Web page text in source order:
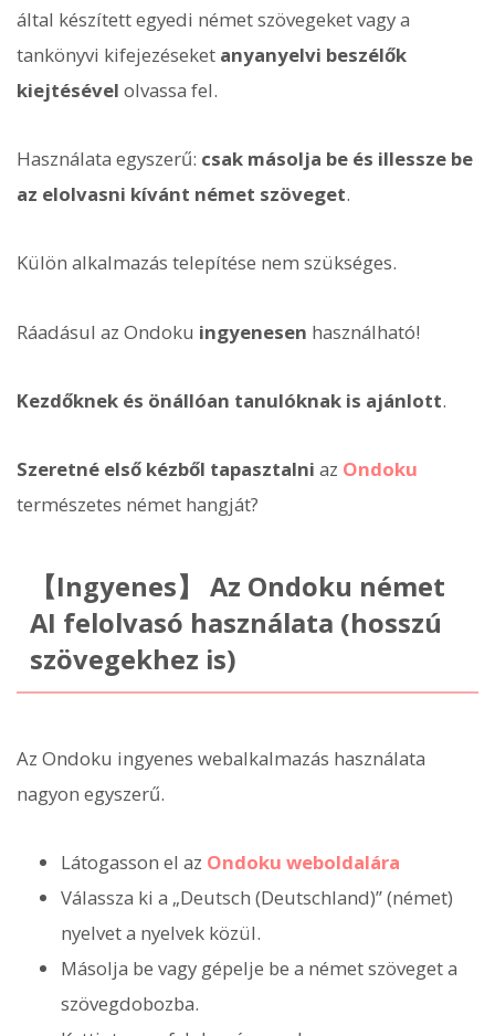
által készített egyedi német szövegeket vagy a
tankönyvi kifejezéseket anyanyelvi beszélők
kiejtésével olvassa fel.
Használata egyszerű: csak másolja be és illessze be
az elolvasni kívánt német szöveget.
Külön alkalmazás telepítése nem szükséges.
Ráadásul az Ondoku ingyenesen használható!
Kezdőknek és önállóan tanulóknak is ajánlott.
Szeretné első kézből tapasztalni az Ondoku
természetes német hangját?
【Ingyenes】 Az Ondoku német
AI felolvasó használata (hosszú
szövegekhez is)
Az Ondoku ingyenes webalkalmazás használata
nagyon egyszerű.
Látogasson el az Ondoku weboldalára
Válassza ki a „Deutsch (Deutschland)” (német)
nyelvet a nyelvek közül.
Másolja be vagy gépelje be a német szöveget a
szövegdobozba.